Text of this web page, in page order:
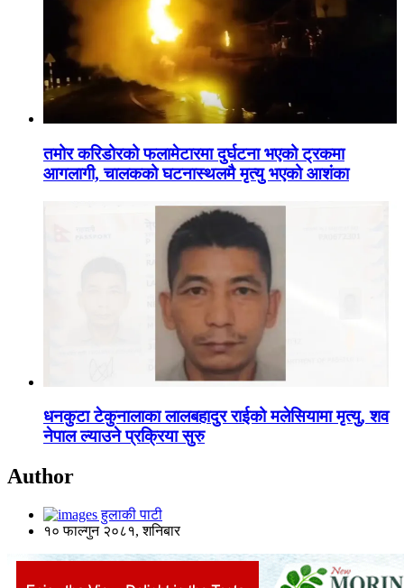
तमोर करिडोरको फलामेटारमा दुर्घटना भएको ट्रकमा
आगलागी, चालकको घटनास्थलमै मृत्यु भएको आशंका
धनकुटा टेकुनालाका लालबहादुर राईको मलेसियामा मृत्यु, शव
नेपाल ल्याउने प्रक्रिया सुरु
Author
हुलाकी पाटी
१० फाल्गुन २०८१, शनिबार